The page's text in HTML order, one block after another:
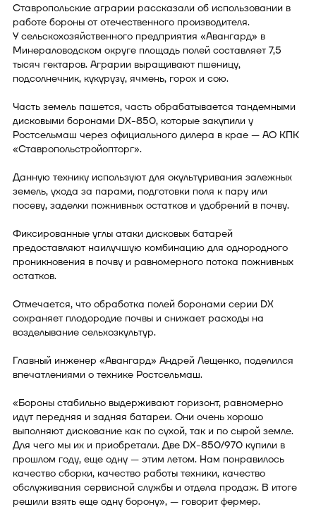
Ставропольские аграрии рассказали об использовании в
работе бороны от отечественного производителя.
У сельскохозяйственного предприятия «Авангард» в
Минераловодском округе площадь полей составляет 7,5
тысяч гектаров. Аграрии выращивают пшеницу,
подсолнечник, кукурузу, ячмень, горох и сою.
Часть земель пашется, часть обрабатывается тандемными
дисковыми боронами DX-850, которые закупили у
Ростсельмаш через официального дилера в крае — АО КПК
«Ставропольстройопторг».
Данную технику используют для окультуривания залежных
земель, ухода за парами, подготовки поля к пару или
посеву, заделки пожнивных остатков и удобрений в почву.
Фиксированные углы атаки дисковых батарей
предоставляют наилучшую комбинацию для однородного
проникновения в почву и равномерного потока пожнивных
остатков.
Отмечается, что обработка полей боронами серии DX
сохраняет плодородие почвы и снижает расходы на
возделывание сельхозкультур.
Главный инженер «Авангард» Андрей Лещенко, поделился
впечатлениями о технике Ростсельмаш.
«Бороны стабильно выдерживают горизонт, равномерно
идут передняя и задняя батареи. Они очень хорошо
выполняют дискование как по сухой, так и по сырой земле.
Для чего мы их и приобретали. Две DX-850/970 купили в
прошлом году, еще одну — этим летом. Нам понравилось
качество сборки, качество работы техники, качество
обслуживания сервисной службы и отдела продаж. В итоге
решили взять еще одну борону», — говорит фермер.